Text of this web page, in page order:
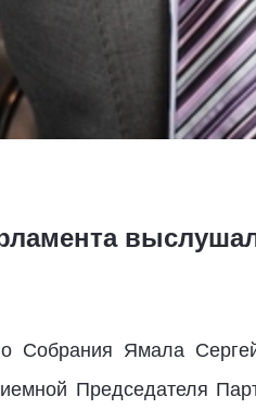
Собрания Ямала
Председателя